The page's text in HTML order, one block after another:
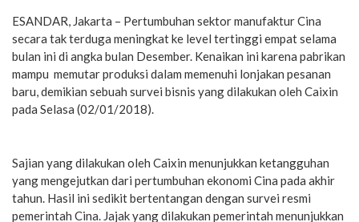
ESANDAR, Jakarta – Pertumbuhan sektor manufaktur Cina
secara tak terduga meningkat ke level tertinggi empat selama
bulan ini di angka bulan Desember. Kenaikan ini karena pabrikan
mampu memutar produksi dalam memenuhi lonjakan pesanan
baru, demikian sebuah survei bisnis yang dilakukan oleh Caixin
pada Selasa (02/01/2018).
Sajian yang dilakukan oleh Caixin menunjukkan ketangguhan
yang mengejutkan dari pertumbuhan ekonomi Cina pada akhir
tahun. Hasil ini sedikit bertentangan dengan survei resmi
pemerintah Cina. Jajak yang dilakukan pemerintah menunjukkan